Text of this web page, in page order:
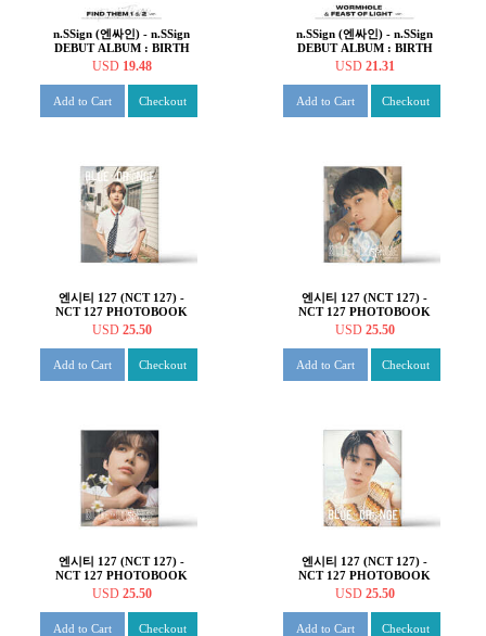
n.SSign (엔싸인) - n.SSign
DEBUT ALBUM : BIRTH
OF COSMO [FIND THEM
USD 19.48
Add to Cart Checkout
n.SSign (엔싸인) - n.SSign
DEBUT ALBUM : BIRTH
OF COSMO [2종 SET]
USD 21.31
Add to Cart Checkout
엔시티 127 (NCT 127) -
NCT 127 PHOTOBOOK
[BLUE TO ORANGE :
USD 25.50
Add to Cart Checkout
엔시티 127 (NCT 127) -
NCT 127 PHOTOBOOK
[BLUE TO ORANGE :
USD 25.50
Add to Cart Checkout
엔시티 127 (NCT 127) -
NCT 127 PHOTOBOOK
[BLUE TO ORANGE :
USD 25.50
Add to Cart Checkout
엔시티 127 (NCT 127) -
NCT 127 PHOTOBOOK
[BLUE TO ORANGE :
USD 25.50
Add to Cart Checkout